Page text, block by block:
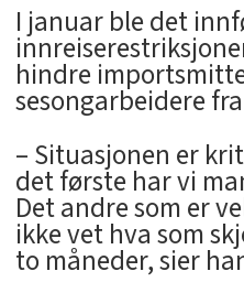
I januar ble det
hindre
sesongarbeidere
– Situasjonen er
det første har vi
Det andre som er
ikke vet hva som
to måneder, sier